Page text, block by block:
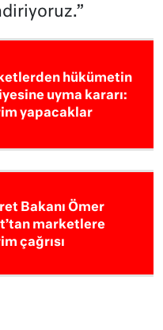
hükümetin
uyma kararı:
yapacaklar
Bakanı Ömer
marketlere
çağrısı